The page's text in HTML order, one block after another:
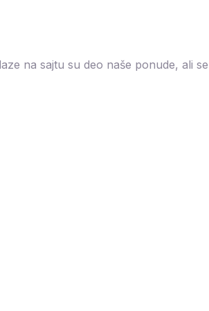
na sajtu su deo naše ponude, ali